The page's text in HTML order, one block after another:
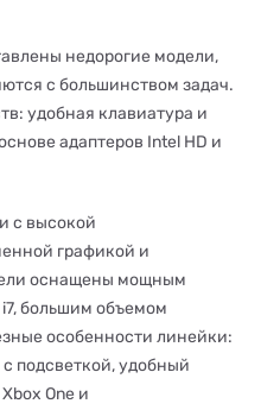
недорогие модели,
с большинством задач.
удобная клавиатура и
адаптеров Intel HD и
с высокой
графикой и
оснащены мощным
большим объемом
особенности линейки:
подсветкой, удобный
One и